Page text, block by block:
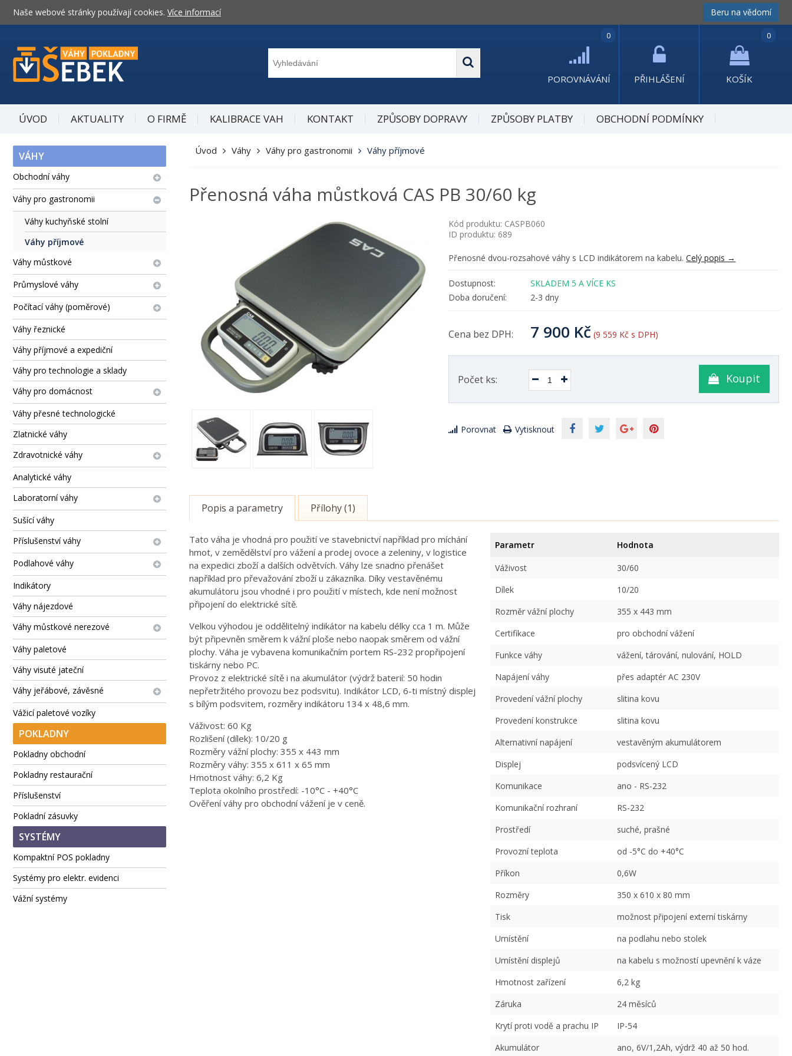
Naše webové stránky používají cookies. Více informací Beru na vědomí
POROVNÁVÁNÍ
0
PŘIHLÁŠENÍ KOŠÍK
0
ÚVOD AKTUALITY O FIRMĚ KALIBRACE VAH KONTAKT ZPŮSOBY DOPRAVY ZPŮSOBY PLATBY OBCHODNÍ PODMÍNKY
VÁHY
Obchodní váhy
Váhy pro gastronomii
Váhy kuchyňské stolní
Váhy příjmové
Váhy můstkové
Průmyslové váhy
Počítací váhy (poměrové)
Váhy řeznické
Váhy příjmové a expediční
Váhy pro technologie a sklady
Váhy pro domácnost
Váhy přesné technologické
Zlatnické váhy
Zdravotnické váhy
Analytické váhy
Laboratorní váhy
Sušící váhy
Příslušenství váhy
Podlahové váhy
Indikátory
Váhy nájezdové
Váhy můstkové nerezové
Váhy paletové
Váhy visuté jateční
Váhy jeřábové, závěsné
Vážicí paletové vozíky
POKLADNY
Pokladny obchodní
Pokladny restaurační
Příslušenství
Pokladní zásuvky
SYSTÉMY
Kompaktní POS pokladny
Systémy pro elektr. evidenci
Vážní systémy
Úvod Váhy Váhy pro gastronomii Váhy příjmové
Přenosná váha můstková CAS PB 30/60 kg
Kód produktu: CASPB060
ID produktu: 689
Přenosné dvou-rozsahové váhy s LCD indikátorem na kabelu.Celý popis →
Dostupnost:
SKLADEM 5 A VÍCE KS
Doba doručení:
2-3 dny
Cena bez DPH: 7 900 Kč (9 559 Kč s DPH)
Koupit
Počet ks:
Porovnat Vytisknout
Popis a parametry Přílohy (1)
Tato váha je vhodná pro použití ve stavebnictví například pro míchání
hmot, v zemědělství pro vážení a prodej ovoce a zeleniny, v logistice
na expedici zboží a dalších odvětvích. Váhy lze snadno přenášet
například pro převažování zboží u zákazníka. Díky vestavěnému
akumulátoru jsou vhodné i pro použití v místech, kde není možnost
připojení do elektrické sítě.
Velkou výhodou je oddělitelný indikátor na kabelu délky cca 1 m. Může
být připevněn směrem k vážní ploše nebo naopak směrem od vážní
plochy. Váha je vybavena komunikačním portem RS-232 propřipojení
tiskárny nebo PC.
Provoz z elektrické sítě i na akumulátor (výdrž baterií: 50 hodin
nepřetržitého provozu bez podsvitu). Indikátor LCD, 6-ti místný displej
s bílým podsvitem, rozměry indikátoru 134 x 48,6 mm.
Váživost: 60 Kg
Rozlišení (dílek): 10/20 g
Rozměry vážní plochy: 355 x 443 mm
Rozměry váhy: 355 x 611 x 65 mm
Hmotnost váhy: 6,2 Kg
Teplota okolního prostředí: -10°C - +40°C
Ověření váhy pro obchodní vážení je v ceně.
Parametr Hodnota
Váživost
30/60
Dílek
10/20
Rozměr vážní plochy
355 x 443 mm
Certifikace
pro obchodní vážení
Funkce váhy
vážení, tárování, nulování, HOLD
Napájení váhy
přes adaptér AC 230V
Provedení vážní plochy
slitina kovu
Provedení konstrukce
slitina kovu
Alternativní napájení
vestavěným akumulátorem
Displej
podsvícený LCD
Komunikace
ano - RS-232
Komunikační rozhraní
RS-232
Prostředí
suché, prašné
Provozní teplota
od -5°C do +40°C
Příkon
0,6W
Rozměry
350 x 610 x 80 mm
Tisk
možnost připojení externí tiskárny
Umístění
na podlahu nebo stolek
Umístění displejů
na kabelu s možností upevnění k váze
Hmotnost zařízení
6,2 kg
Záruka
24 měsíců
Krytí proti vodě a prachu IP
IP-54
Akumulátor
ano, 6V/1,2Ah, výdrž 40 až 50 hod.